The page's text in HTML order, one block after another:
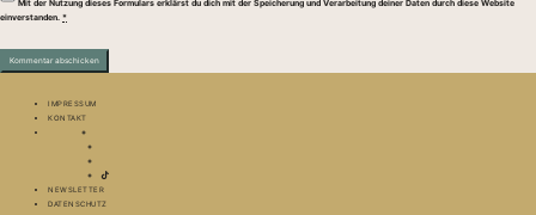
Mit der Nutzung dieses Formulars erklärst du dich mit der Speicherung und Verarbeitung deiner Daten durch diese Website
einverstanden. *
IMPRESSUM
KONTAKT
NEWSLETTER
DATENSCHUTZ